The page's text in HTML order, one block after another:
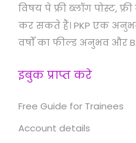
विषय पे फ्री ब्लॉग पोस्ट,
कर सकते हैं। PKP एक
वर्षों का फील्ड अनुभव और BA,
इबुक प्राप्त करे
Free Guide for Trainees
Account details